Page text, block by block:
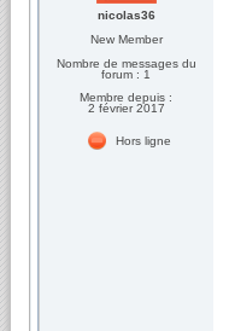
nicolas36
New Member
Nombre de messages du
forum : 1
Membre depuis :
2 février 2017
Hors ligne